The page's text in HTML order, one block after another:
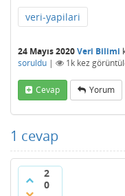
veri-yapilari
24 Mayıs 2020Veri Bilimi
soruldu | 1k kez
Cevap Yorum
1 cevap
2
0